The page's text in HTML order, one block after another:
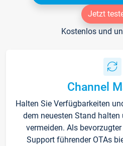
Jetzt
Kostenlos und
Channel
Halten Sie Verfügbarkeiten
dem neuesten Stand
vermeiden. Als
Support führender OTAs